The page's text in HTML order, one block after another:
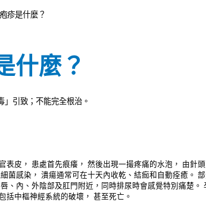
疹是什麼？
什麼？
引致；不能完全根治。
表皮， 患處首先痕癢， 然後出現一撮疼痛的水泡， 由
菌感染， 潰瘍通常可在十天內收乾、結痂和自動痊癒。
、內、外陰部及肛門附近，同時排尿時會感覺特別痛楚
括中樞神經系統的破壞， 甚至死亡。